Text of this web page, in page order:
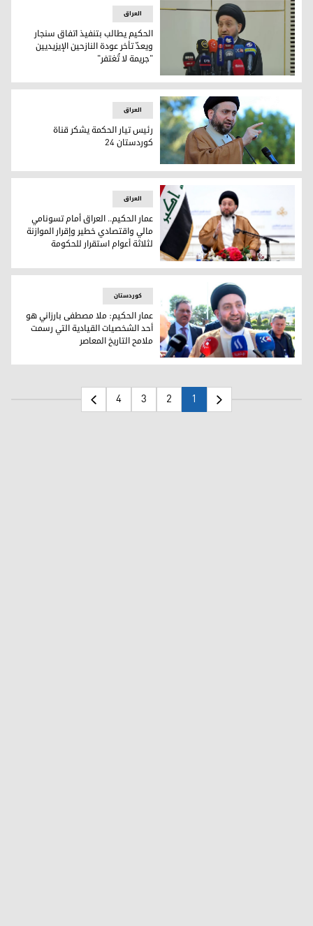
الحكيم يطالب بتنفيذ اتفاق سنجار ويعدّ تأخر عودة النازحين
العراق
الحكيم يطالب بتنفيذ اتفاق سنجار
ويعدّ تأخر عودة النازحين الإيزيديين
"جريمة لا تُغتفر"
عمار الحكيم
العراق
رئيس تيار الحكمة يشكر قناة
كوردستان 24
عمار الحكيم.. العراق أمام تسونامي مالي واقتصادي خطير وإقرار
العراق
عمار الحكيم.. العراق أمام تسونامي
مالي واقتصادي خطير وإقرار الموازنة
لثلاثة أعوام استقرار للحكومة
زعيم تيار الحكمة الوطني عمار الحكيم
کوردستان
عمار الحكيم: ملا مصطفى بارزاني هو
أحد الشخصيات القيادية التي رسمت
ملامح التاريخ المعاصر
1
2
3
4